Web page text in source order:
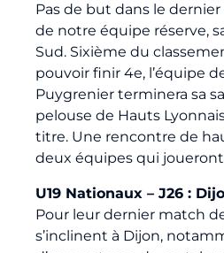
Pas de but dans le
de notre équipe réserve,
Sud. Sixième du
pouvoir finir 4e, l’équipe
Puygrenier terminera sa
pelouse de Hauts
titre. Une rencontre de
deux équipes qui
U19 Nationaux – J26 :
Pour leur dernier match
s’inclinent à Dijon,